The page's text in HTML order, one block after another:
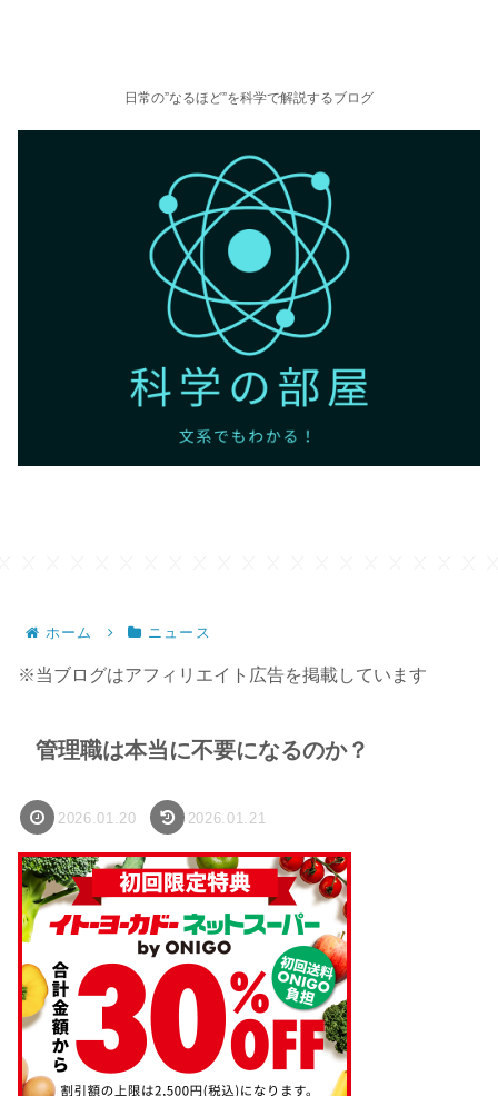
日常の”なるほど”を科学で解説するブログ
ホーム ニュース
※当ブログはアフィリエイト広告を掲載しています
管理職は本当に不要になるのか？
2026.01.20 2026.01.21